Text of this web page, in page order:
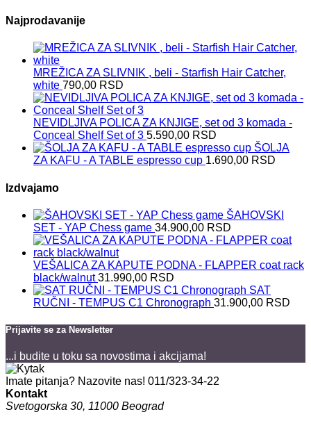
Najprodavanije
MREŽICA ZA SLIVNIK , beli - Starfish Hair Catcher,
white 790,00 RSD
NEVIDLJIVA POLICA ZA KNJIGE, set od 3 komada -
Conceal Shelf Set of 3 5.590,00 RSD
ŠOLJA
ZA KAFU - A TABLE espresso cup 1.690,00 RSD
Izdvajamo
ŠAHOVSKI
SET - YAP Chess game 34.900,00 RSD
VEŠALICA ZA KAPUTE PODNA - FLAPPER coat rack
black/walnut 31.990,00 RSD
SAT
RUČNI - TEMPUS C1 Chronograph 31.900,00 RSD
Prijavite se za Newsletter
...i budite u toku sa novostima i akcijama!
Imate pitanja? Nazovite nas! 011/323-34-22
Kontakt
Svetogorska 30, 11000 Beograd